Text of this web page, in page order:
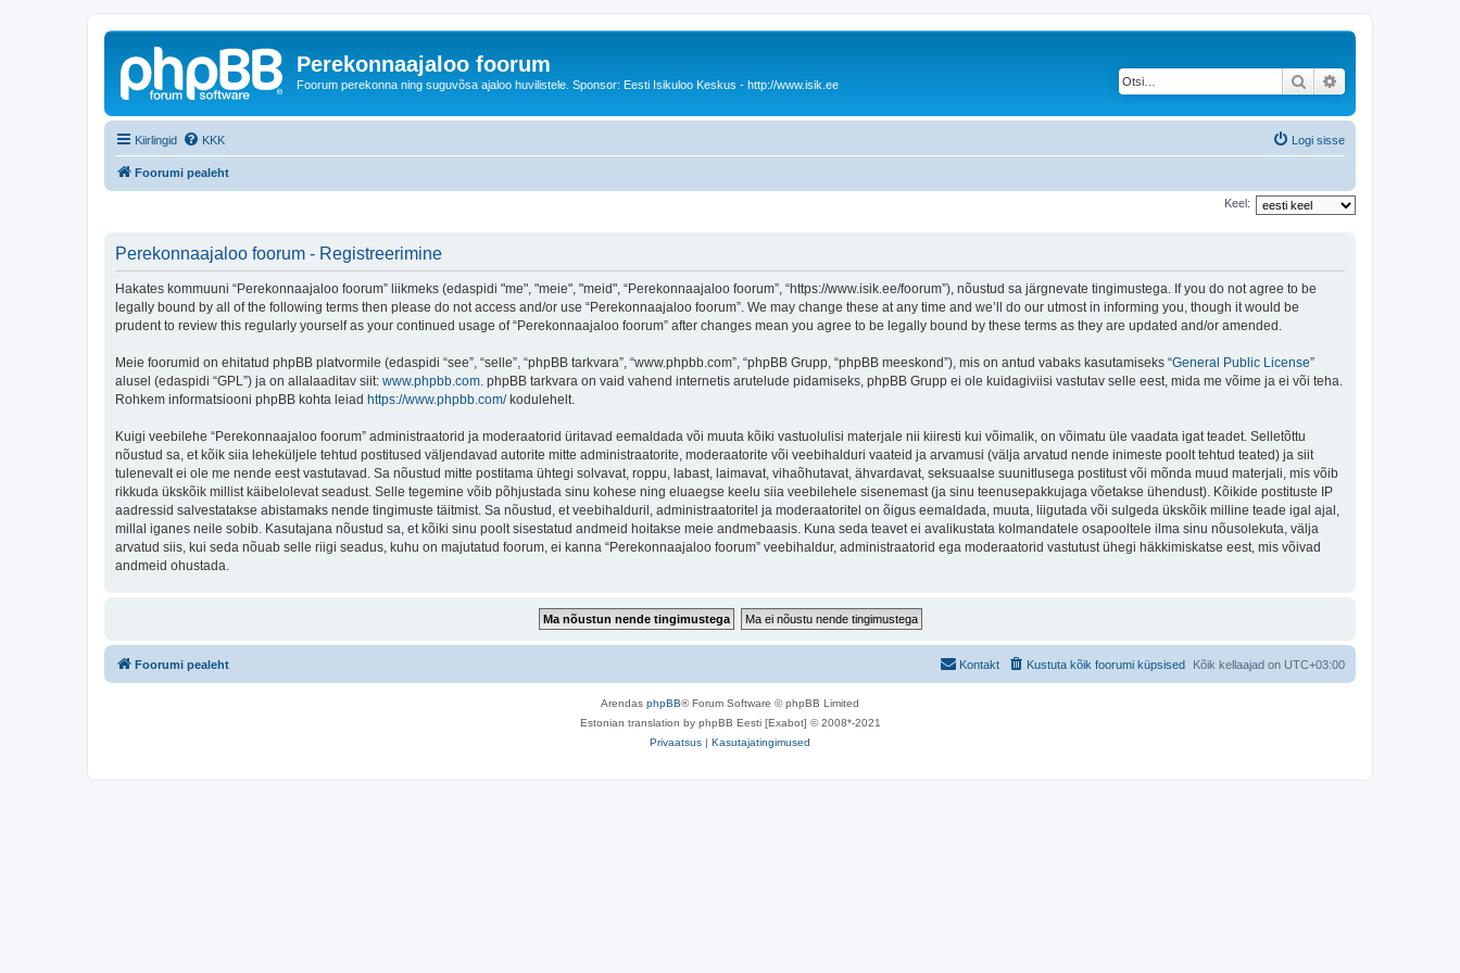
Perekonnaajaloo foorum
Foorum perekonna ning suguvõsa ajaloo huvilistele. Sponsor: Eesti Isikuloo Keskus - http://www.isik.ee Otsi
Kiirlingid KKK Logi sisse
Foorumi pealeht
Keel:
Perekonnaajaloo foorum - Registreerimine
Hakates kommuuni “Perekonnaajaloo foorum” liikmeks (edaspidi "me", "meie", "meid", “Perekonnaajaloo foorum”, “https://www.isik.ee/foorum”), nõustud sa järgnevate tingimustega. If you do not agree to be
legally bound by all of the following terms then please do not access and/or use “Perekonnaajaloo foorum”. We may change these at any time and we’ll do our utmost in informing you, though it would be
prudent to review this regularly yourself as your continued usage of “Perekonnaajaloo foorum” after changes mean you agree to be legally bound by these terms as they are updated and/or amended.
Meie foorumid on ehitatud phpBB platvormile (edaspidi “see”, “selle”, “phpBB tarkvara”, “www.phpbb.com”, “phpBB Grupp, “phpBB meeskond”), mis on antud vabaks kasutamiseks “General Public License”
alusel (edaspidi “GPL”) ja on allalaaditav siit: www.phpbb.com. phpBB tarkvara on vaid vahend internetis arutelude pidamiseks, phpBB Grupp ei ole kuidagiviisi vastutav selle eest, mida me võime ja ei või teha.
Rohkem informatsiooni phpBB kohta leiad https://www.phpbb.com/kodulehelt.
Kuigi veebilehe “Perekonnaajaloo foorum” administraatorid ja moderaatorid üritavad eemaldada või muuta kõiki vastuolulisi materjale nii kiiresti kui võimalik, on võimatu üle vaadata igat teadet. Selletõttu
nõustud sa, et kõik siia leheküljele tehtud postitused väljendavad autorite mitte administraatorite, moderaatorite või veebihalduri vaateid ja arvamusi (välja arvatud nende inimeste poolt tehtud teated) ja siit
tulenevalt ei ole me nende eest vastutavad. Sa nõustud mitte postitama ühtegi solvavat, roppu, labast, laimavat, vihaõhutavat, ähvardavat, seksuaalse suunitlusega postitust või mõnda muud materjali, mis võib
rikkuda ükskõik millist käibelolevat seadust. Selle tegemine võib põhjustada sinu kohese ning eluaegse keelu siia veebilehele sisenemast (ja sinu teenusepakkujaga võetakse ühendust). Kõikide postituste IP
aadressid salvestatakse abistamaks nende tingimuste täitmist. Sa nõustud, et veebihalduril, administraatoritel ja moderaatoritel on õigus eemaldada, muuta, liigutada või sulgeda ükskõik milline teade igal ajal,
millal iganes neile sobib. Kasutajana nõustud sa, et kõiki sinu poolt sisestatud andmeid hoitakse meie andmebaasis. Kuna seda teavet ei avalikustata kolmandatele osapooltele ilma sinu nõusolekuta, välja
arvatud siis, kui seda nõuab selle riigi seadus, kuhu on majutatud foorum, ei kanna “Perekonnaajaloo foorum” veebihaldur, administraatorid ega moderaatorid vastutust ühegi häkkimiskatse eest, mis võivad
andmeid ohustada.
Foorumi pealeht Kõik kellaajad on UTC+03:00
Kustuta kõik foorumi küpsised
Kontakt
Arendas phpBB® Forum Software © phpBB Limited
Estonian translation by phpBB Eesti [Exabot] © 2008*-2021
Privaatsus | Kasutajatingimused